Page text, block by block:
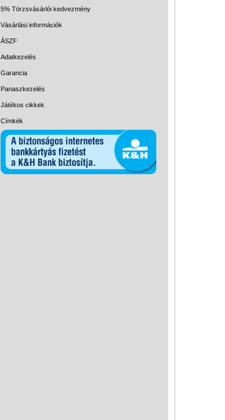
5% Törzsvásárlói kedvezmény
Vásárlási információk
ÁSZF
Adatkezelés
Garancia
Panaszkezelés
Játékos cikkek
Címkék
Vélemények
kedvezmény
Miért vásárolj nálunk?